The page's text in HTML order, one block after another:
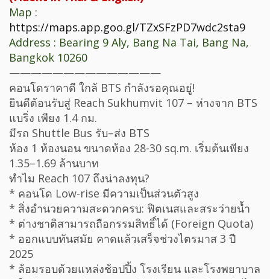
Map :
https://maps.app.goo.gl/TZxSFzPD7wdc2sta9
Address : Bearing 9 Aly, Bang Na Tai, Bang Na,
Bangkok 10260
——————————————
คอนโดราคาดี ใกล้ BTS กำลังรอคุณอยู่!
ยินดีต้อนรับสู่ Reach Sukhumvit 107 – ห่างจาก BTS
แบริ่ง เพียง 1.4 กม.
มีรถ Shuttle Bus รับ–ส่ง BTS
ห้อง 1 ห้องนอน ขนาดห้อง 28-30 sq.m. เริ่มต้นเพียง
1.35–1.69 ล้านบาท
ทำไม Reach 107 ถึงน่าลงทุน?
* คอนโด Low-rise มีความเป็นส่วนตัวสูง
* สิ่งอำนวยความสะดวกครบ: ฟิตเนสและสระว่ายน้ำ
* ต่างชาติสามารถถือกรรมสิทธิ์ได้ (Foreign Quota)
* ออกแบบทันสมัย คาดแล้วเสร็จช่วงไตรมาส 3 ปี
2025
* ล้อมรอบด้วยแหล่งช้อปปิ้ง โรงเรียน และโรงพยาบาล